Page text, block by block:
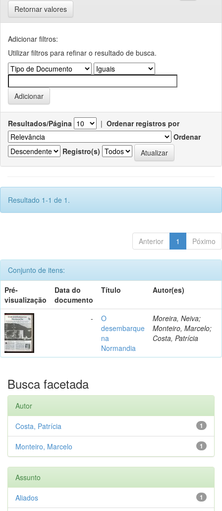
Retornar valores
Adicionar filtros:
Utilizar filtros para refinar o resultado de busca.
Resultados/Página | Ordenar registros por
Ordenar
Registro(s)
Resultado 1-1 de 1.
Anterior 1 Póximo
Conjunto de itens:
Pré-
visualização
Data do
documento
Título Autor(es)
-
O
desembarque
na
Normandia
Moreira, Neiva;
Monteiro, Marcelo;
Costa, Patrícia
Busca facetada
Autor
1
Costa, Patrícia
1
Monteiro, Marcelo
Assunto
1
Aliados